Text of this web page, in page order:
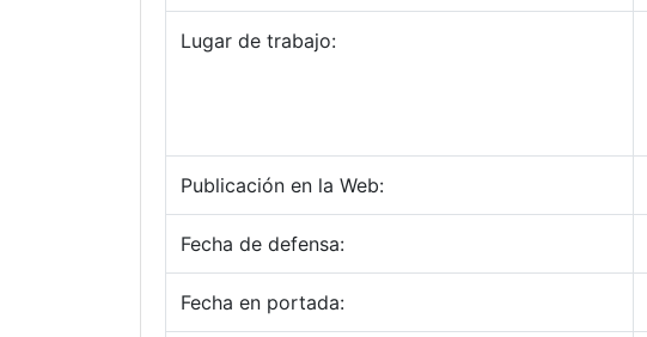
Lugar de trabajo:
Publicación en la Web:
Fecha de defensa:
Fecha en portada: